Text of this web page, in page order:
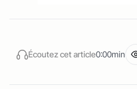
Écoutez cet article0:00min